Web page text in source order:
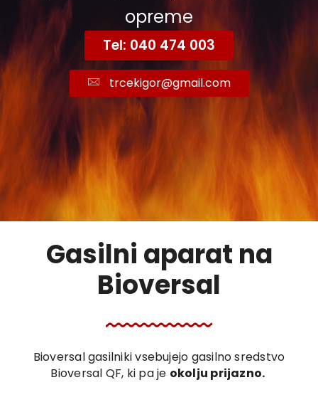
opreme
Tel: 040 474 003
trcekigor@gmail.com
Gasilni aparat na
Bioversal
Bioversal gasilniki vsebujejo gasilno sredstvo
Bioversal QF, ki pa je okolju prijazno.